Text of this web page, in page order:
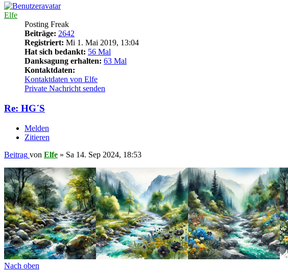
Elfe
Posting Freak
Beiträge: 2642
Registriert: Mi 1. Mai 2019, 13:04
Hat sich bedankt: 56 Mal
Danksagung erhalten: 63 Mal
Kontaktdaten:
Kontaktdaten von Elfe
Private Nachricht senden
Re: HG´S
Melden
Zitieren
Beitrag von Elfe » Sa 14. Sep 2024, 18:53
Nach oben